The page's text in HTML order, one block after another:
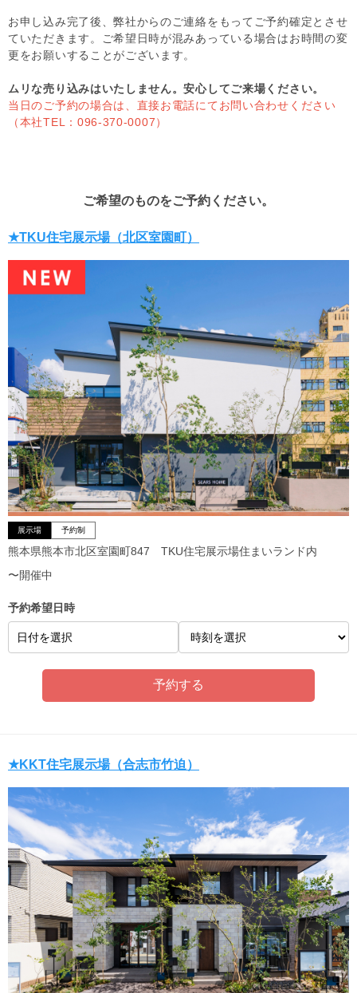
お申し込み完了後、弊社からのご連絡をもってご予約確定とさせ
ていただきます。ご希望日時が混みあっている場合はお時間の変
更をお願いすることがございます。
ムリな売り込みはいたしません。安心してご来場ください。
当日のご予約の場合は、直接お電話にてお問い合わせください
（本社TEL：096-370-0007）
ご希望のものをご予約ください。
★TKU住宅展示場（北区室園町）
展示場 予約制
熊本県熊本市北区室園町847 TKU住宅展示場住まいランド内
〜開催中
予約希望日時
日付を選択
★KKT住宅展示場（合志市竹迫）